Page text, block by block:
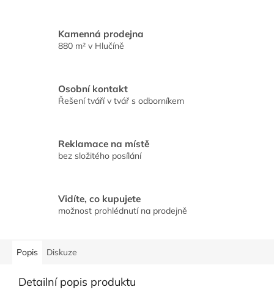
Kamenná prodejna
880 m² v Hlučíně
Osobní kontakt
Řešení tváří v tvář s odborníkem
Reklamace na místě
bez složitého posílání
Vidíte, co kupujete
možnost prohlédnutí na prodejně
Popis Diskuze
Detailní popis produktu